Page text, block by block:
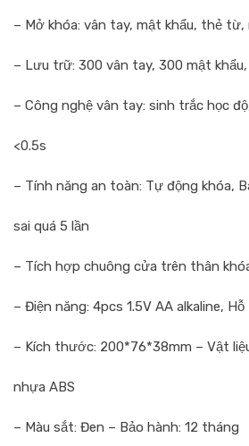
– Mở khóa: vân tay, mật khẩu, thẻ từ,
– Lưu trữ: 300 vân tay, 300 mật
– Công nghệ vân tay: sinh trắc học
<0.5s
– Tính năng an toàn: Tự động khóa,
sai quá 5 lần
– Tích hợp chuông cửa trên thân
– Điện năng: 4pcs 1.5V AA alkaline,
– Kích thước: 200*76*38mm – Vật
nhựa ABS
– Màu sắt: Đen – Bảo hành: 12 tháng